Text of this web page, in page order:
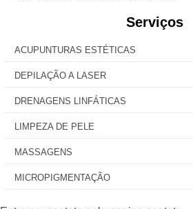
Serviços
ACUPUNTURAS ESTÉTICAS
DEPILAÇÃO A LASER
DRENAGENS LINFÁTICAS
LIMPEZA DE PELE
MASSAGENS
MICROPIGMENTAÇÃO